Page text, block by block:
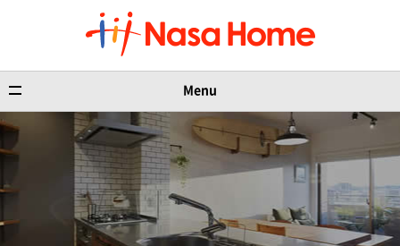
Menu